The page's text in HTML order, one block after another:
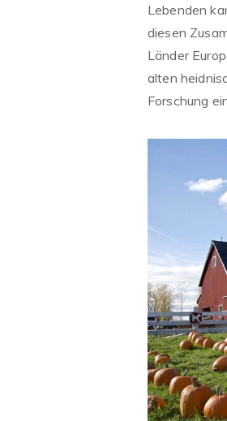
Lebenden
diesen
Länder
alten
Forschung